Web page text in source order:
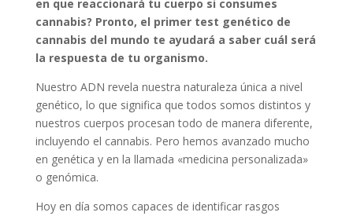
en que reaccionará tu cuerpo si consumes
cannabis? Pronto, el primer test genético de
cannabis del mundo te ayudará a saber cuál será
la respuesta de tu organismo.
Nuestro ADN revela nuestra naturaleza única a nivel
genético, lo que significa que todos somos distintos y
nuestros cuerpos procesan todo de manera diferente,
incluyendo el cannabis. Pero hemos avanzado mucho
en genética y en la llamada «medicina personalizada»
o genómica.
Hoy en día somos capaces de identificar rasgos